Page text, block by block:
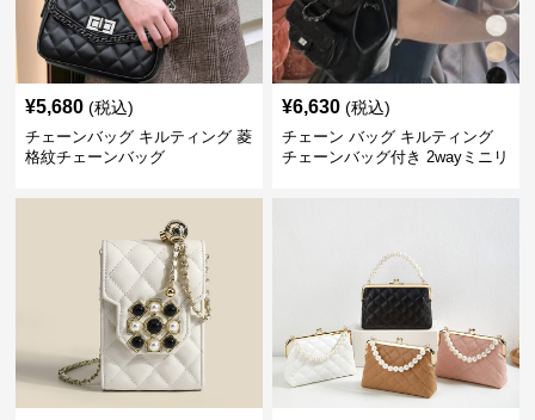
¥5,680 (税込)
チェーンバッグ キルティング 菱
格紋チェーンバッグ
¥6,630 (税込)
チェーン バッグ キルティング
チェーンバッグ付き 2wayミニリ